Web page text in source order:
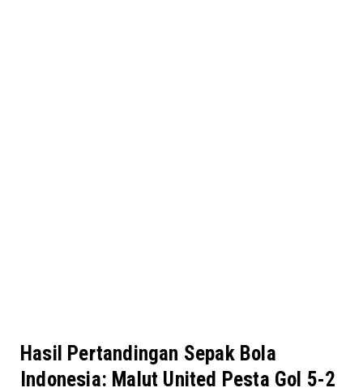
Hasil Pertandingan Sepak Bola
Indonesia: Malut United Pesta Gol 5-2